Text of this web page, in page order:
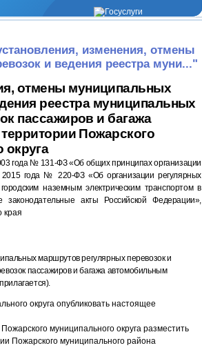
изменения, отмены
и ведения реестра муни..."
отмены муниципальных
реестра муниципальных
пассажиров и багажа
Пожарского
округа
года № 131-ФЗ«Об общих принципах организации
года № 220-ФЗ«Об организации регулярных
наземным электрическим транспортом в
акты Российской Федерации»,
края
маршрутов регулярных перевозок и
пассажиров и багажа автомобильным
округа опубликовать настоящее
муниципального округа разместить
Пожарского муниципального района